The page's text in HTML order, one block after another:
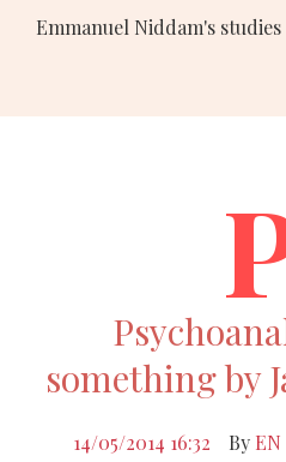
Emmanuel Niddam's studies
something by
14/05/2014 16:32 By EN